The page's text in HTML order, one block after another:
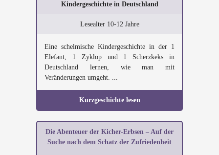
Kindergeschichte in Deutschland
Lesealter 10-12 Jahre
Eine schelmische Kindergeschichte in der 1
Elefant, 1 Zyklop und 1 Scherzkeks in
Deutschland lernen, wie man mit
Veränderungen umgeht. ...
Kurzgeschichte lesen
Die Abenteuer der Kicher-Erbsen – Auf der
Suche nach dem Schatz der Zufriedenheit